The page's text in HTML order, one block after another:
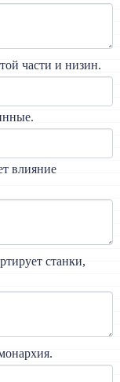
части и низин.
влияние
станки,